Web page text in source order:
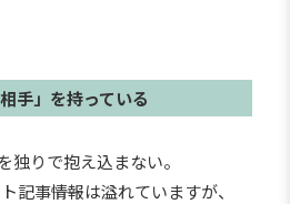
手」を持っている
独りで抱え込まない。
事――情報は溢れていますが、